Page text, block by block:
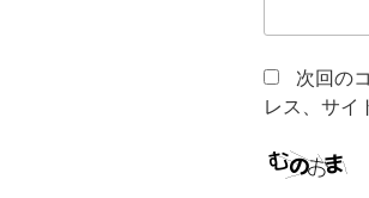
次回の
レス、サイ